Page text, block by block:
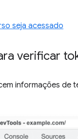
seja acessado
verificar
informações de